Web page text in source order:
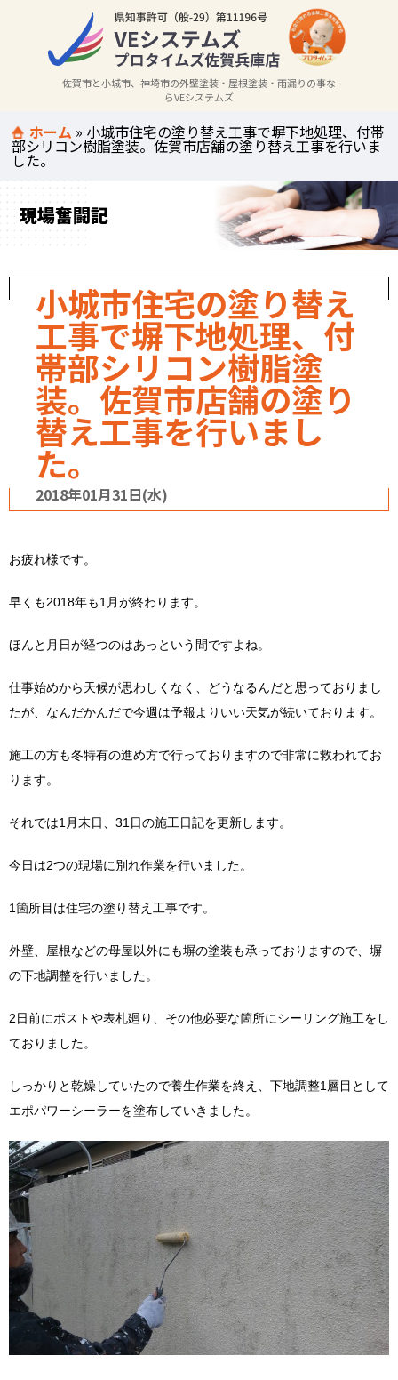
佐賀市と小城市、神埼市の外壁塗装・屋根塗装・雨漏りの事な
らVEシステムズ
ホーム » 小城市住宅の塗り替え工事で塀下地処理、付帯
部シリコン樹脂塗装。佐賀市店舗の塗り替え工事を行いま
した。
現場奮闘記
小城市住宅の塗り替え
工事で塀下地処理、付
帯部シリコン樹脂塗
装。佐賀市店舗の塗り
替え工事を行いまし
た。
2018年01月31日(水)
お疲れ様です。
早くも2018年も1月が終わります。
ほんと月日が経つのはあっという間ですよね。
仕事始めから天候が思わしくなく、どうなるんだと思っておりまし
たが、なんだかんだで今週は予報よりいい天気が続いております。
施工の方も冬特有の進め方で行っておりますので非常に救われてお
ります。
それでは1月末日、31日の施工日記を更新します。
今日は2つの現場に別れ作業を行いました。
1箇所目は住宅の塗り替え工事です。
外壁、屋根などの母屋以外にも塀の塗装も承っておりますので、塀
の下地調整を行いました。
2日前にポストや表札廻り、その他必要な箇所にシーリング施工をし
ておりました。
しっかりと乾燥していたので養生作業を終え、下地調整1層目として
エポパワーシーラーを塗布していきました。